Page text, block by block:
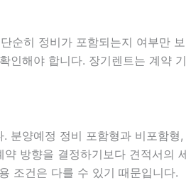
히 정비가 포함되는지 여부만
해야 합니다. 장기렌트는 계약
양예정 정비 포함형과 비포함
방향을 결정하기보다 견적서의
조건은 다를 수 있기 때문입니다.